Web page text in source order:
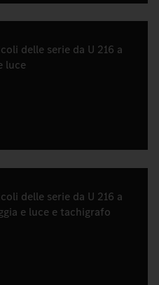
delle serie da U 216 a
luce
delle serie da U 216 a
e luce e tachigrafo